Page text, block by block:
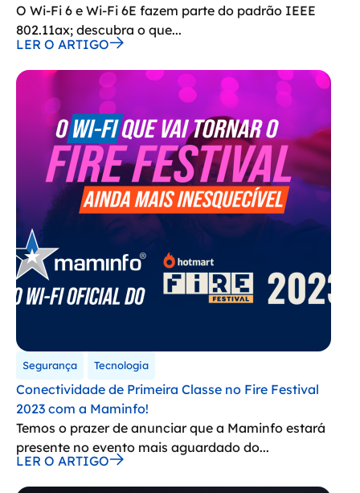
O Wi-Fi 6 e Wi-Fi 6E fazem parte do padrão IEEE
802.11ax; descubra o que...
LER O ARTIGO
Segurança Tecnologia
Conectividade de Primeira Classe no Fire Festival
2023 com a Maminfo!
Temos o prazer de anunciar que a Maminfo estará
presente no evento mais aguardado do...
LER O ARTIGO